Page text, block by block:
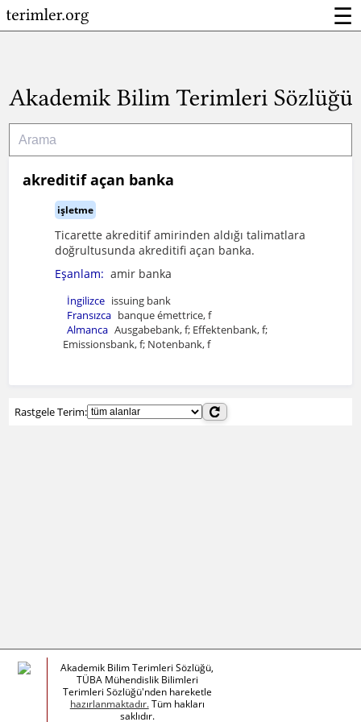
☰
akreditif açan banka
işletme
Ticarette akreditif amirinden aldığı talimatlara
doğrultusunda akreditifi açan banka.
Eşanlam: amir banka
İngilizce issuing bank
Fransızca banque émettrice, f
Almanca Ausgabebank, f; Effektenbank, f;
Emissionsbank, f; Notenbank, f
Rastgele Terim:
Akademik Bilim Terimleri Sözlüğü,
TÜBA Mühendislik Bilimleri
Terimleri Sözlüğü'nden hareketle
hazırlanmaktadır.Tüm hakları
saklıdır.